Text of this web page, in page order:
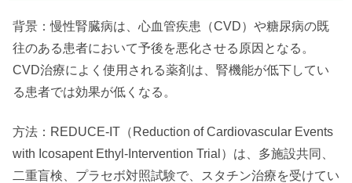
背景：慢性腎臓病は、心血管疾患（CVD）や糖尿病の既
往のある患者において予後を悪化させる原因となる。
CVD治療によく使用される薬剤は、腎機能が低下してい
る患者では効果が低くなる。
方法：REDUCE-IT（Reduction of Cardiovascular Events
with Icosapent Ethyl-Intervention Trial）は、多施設共同、
二重盲検、プラセボ対照試験で、スタチン治療を受けてい